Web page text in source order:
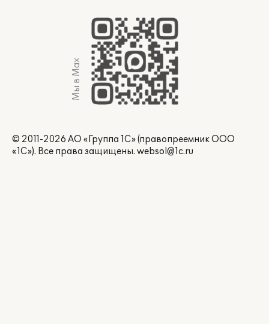
Мы в Max
© 2011-2026 АО «Группа 1С» (правопреемник ООО
«1С»). Все права защищены. websol@1c.ru